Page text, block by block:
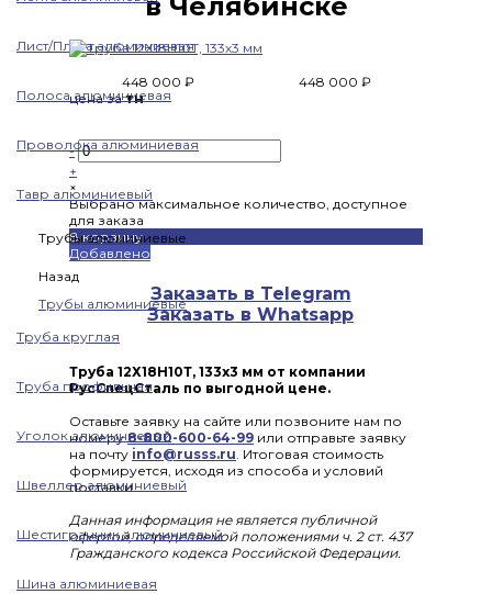
Лист/Плита алюминиевая
Полоса алюминиевая
Проволока алюминиевая
Тавр алюминиевый
Трубы алюминиевые
Назад
Трубы алюминиевые
Труба круглая
Труба профильная
Уголок алюминиевый
Швеллер алюминиевый
Шестигранник алюминиевый
Шина алюминиевая
448 000 ₽
448 000 ₽
цена затн
-
+
×
Выбрано максимальное количество, доступное
для заказа
В корзину
Добавлено
Заказать в Telegram
Заказать в Whatsapp
Труба 12Х18Н10Т, 133х3 мм от компании
РусСпецСталь по выгодной цене.
Оставьте заявку на сайте или позвоните нам по
номеру8-800-600-64-99 или отправьте заявку
на почту info@russs.ru. Итоговая стоимость
формируется, исходя из способа и условий
поставки.
Данная информация не является публичной
офертой, определяемой положениями ч. 2 ст. 437
Гражданского кодекса Российской Федерации.